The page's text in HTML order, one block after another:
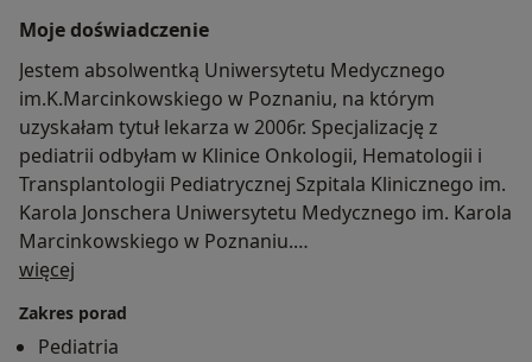
Moje doświadczenie
Jestem absolwentką Uniwersytetu Medycznego
im.K.Marcinkowskiego w Poznaniu, na którym
uzyskałam tytuł lekarza w 2006r. Specjalizację z
pediatrii odbyłam w Klinice Onkologii, Hematologii i
Transplantologii Pediatrycznej Szpitala Klinicznego im.
Karola Jonschera Uniwersytetu Medycznego im. Karola
Marcinkowskiego w Poznaniu.
pediatrii.
więcej
Zakres porad
Pediatria